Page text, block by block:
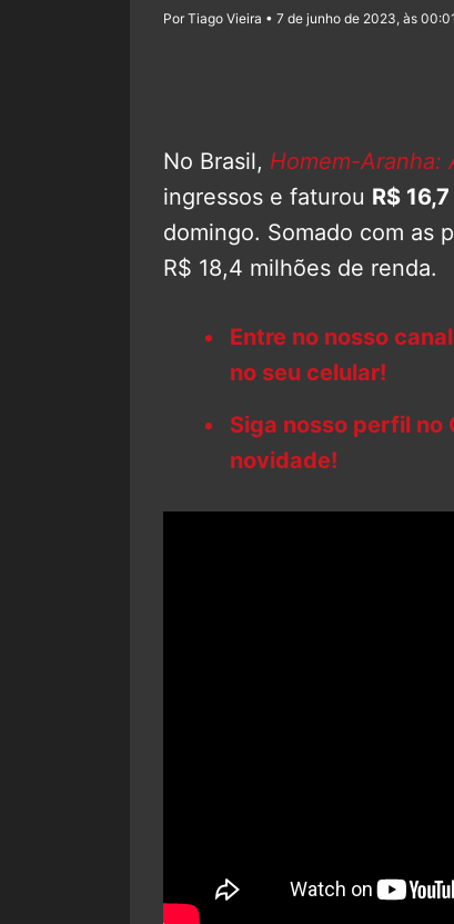
Por Tiago Vieira • 7 de junho de 2023, às 00:01
No Brasil, Homem-Aranha:
ingressos e faturou R$
domingo. Somado com as
R$ 18,4 milhões de renda.
Entre no nosso
no seu celular!
Siga nosso perfil no
novidade!